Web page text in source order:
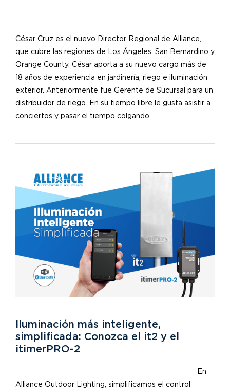
César Cruz es el nuevo Director Regional de Alliance,
que cubre las regiones de Los Ángeles, San Bernardino y
Orange County. César aporta a su nuevo cargo más de
18 años de experiencia en jardinería, riego e iluminación
exterior. Anteriormente fue Gerente de Sucursal para un
distribuidor de riego. En su tiempo libre le gusta asistir a
conciertos y pasar el tiempo colgando
Iluminación más inteligente,
simplificada: Conozca el it2 y el
itimerPRO-2
En
Alliance Outdoor Lighting, simplificamos el control